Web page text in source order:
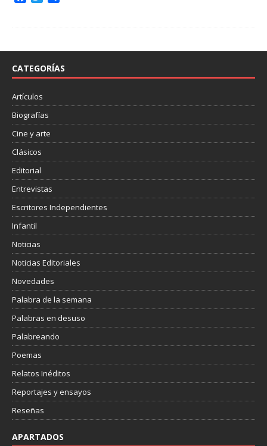
o
k
r
t
i
CATEGORÍAS
Artículos
Biografías
Cine y arte
Clásicos
Editorial
Entrevistas
Escritores Independientes
Infantil
Noticias
Noticias Editoriales
Novedades
Palabra de la semana
Palabras en desuso
Palabreando
Poemas
Relatos Inéditos
Reportajes y ensayos
Reseñas
APARTADOS